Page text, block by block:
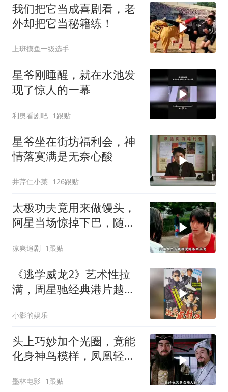
我们把它当成喜剧看，老
外却把它当秘籍练！
上班摸鱼一级选手
星爷刚睡醒，就在水池发
现了惊人的一幕
利奥看剧吧 1跟贴
星爷坐在街坊福利会，神
情落寞满是无奈心酸
井芹仁小菜 126跟贴
太极功夫竟用来做馒头，
阿星当场惊掉下巴，随后
凉爽追剧 1跟贴
《逃学威龙2》艺术性拉
满，周星驰经典港片越品
小影的娱乐
头上巧妙加个光圈，竟能
化身神鸟模样，凤凰轻松
墨林电影 1跟贴